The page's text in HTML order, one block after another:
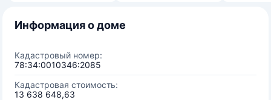
Информация о доме
Кадастровый номер:
78:34:0010346:2085
Кадастровая стоимость:
13 638 648,63